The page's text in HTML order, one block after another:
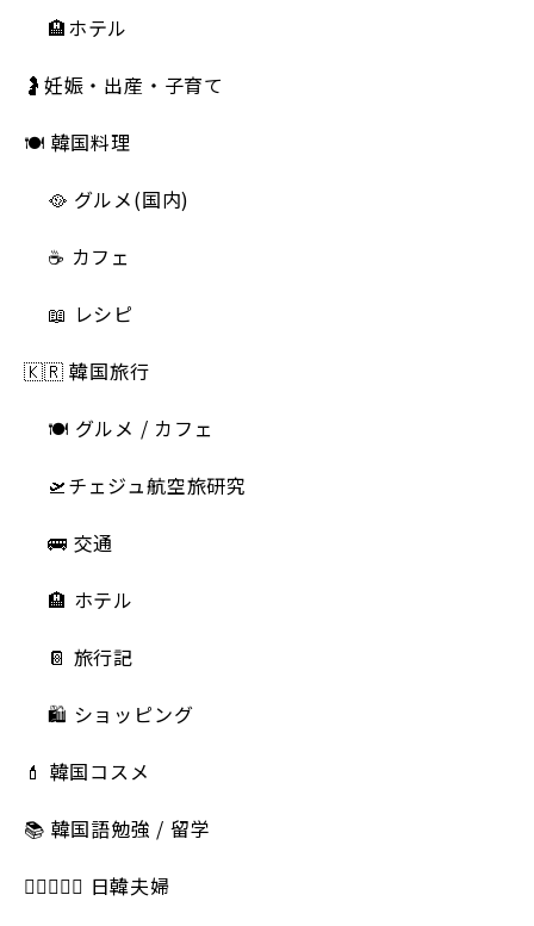
🏨ホテル
🤰妊娠・出産・子育て
🍽 韓国料理
🥘 グルメ(国内)
☕️ カフェ
📖 レシピ
🇰🇷 韓国旅行
🍽 グルメ / カフェ
🛫チェジュ航空旅研究
🚌 交通
🏨 ホテル
📔 旅行記
🛍️ ショッピング
💄 韓国コスメ
📚 韓国語勉強 / 留学
👩🏻‍❤️‍👨🏻 日韓夫婦